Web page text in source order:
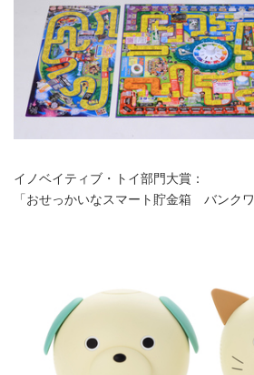
イノベイティブ・トイ部門大賞：
「おせっかいなスマート貯金箱 バンク